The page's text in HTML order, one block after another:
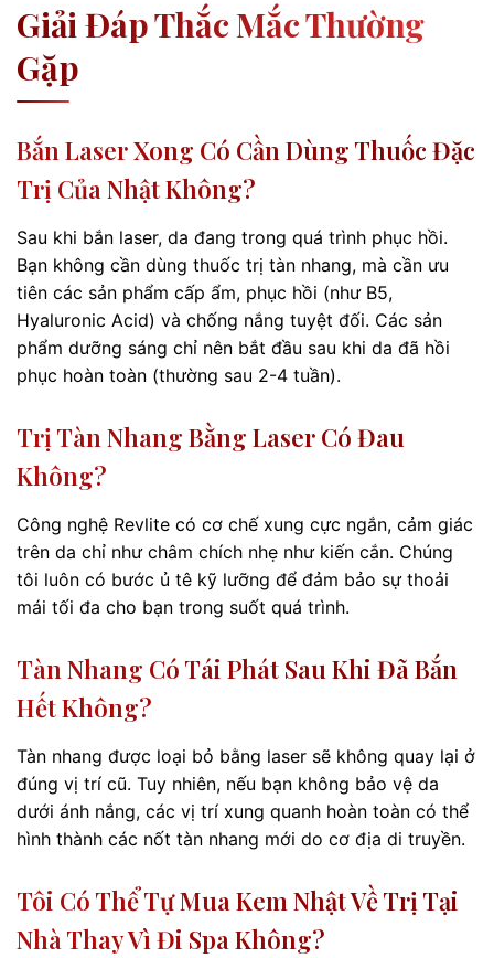
Giải Đáp Thắc Mắc Thường
Gặp
Bắn Laser Xong Có Cần Dùng Thuốc Đặc
Trị Của Nhật Không?
Sau khi bắn laser, da đang trong quá trình phục hồi.
Bạn không cần dùng thuốc trị tàn nhang, mà cần ưu
tiên các sản phẩm cấp ẩm, phục hồi (như B5,
Hyaluronic Acid) và chống nắng tuyệt đối. Các sản
phẩm dưỡng sáng chỉ nên bắt đầu sau khi da đã hồi
phục hoàn toàn (thường sau 2-4 tuần).
Trị Tàn Nhang Bằng Laser Có Đau
Không?
Công nghệ Revlite có cơ chế xung cực ngắn, cảm giác
trên da chỉ như châm chích nhẹ như kiến cắn. Chúng
tôi luôn có bước ủ tê kỹ lưỡng để đảm bảo sự thoải
mái tối đa cho bạn trong suốt quá trình.
Tàn Nhang Có Tái Phát Sau Khi Đã Bắn
Hết Không?
Tàn nhang được loại bỏ bằng laser sẽ không quay lại ở
đúng vị trí cũ. Tuy nhiên, nếu bạn không bảo vệ da
dưới ánh nắng, các vị trí xung quanh hoàn toàn có thể
hình thành các nốt tàn nhang mới do cơ địa di truyền.
Tôi Có Thể Tự Mua Kem Nhật Về Trị Tại
Nhà Thay Vì Đi Spa Không?